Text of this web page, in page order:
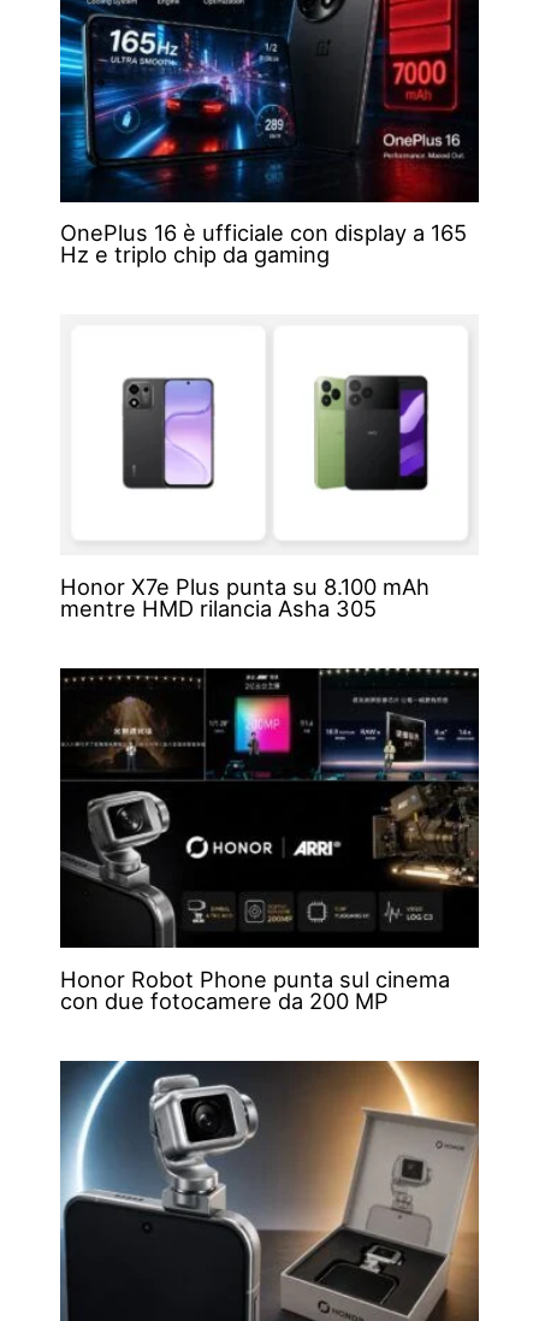
OnePlus 16 è ufficiale con display a 165
Hz e triplo chip da gaming
Honor X7e Plus punta su 8.100 mAh
mentre HMD rilancia Asha 305
Honor Robot Phone punta sul cinema
con due fotocamere da 200 MP